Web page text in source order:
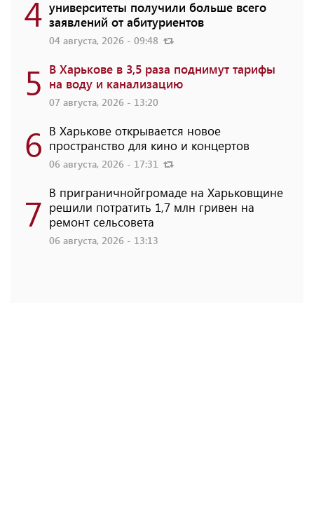
4 университеты получили больше всего
заявлений от абитуриентов
04 августа, 2026 - 09:48
5 В Харькове в 3,5 раза поднимут тарифы
на воду и канализацию
07 августа, 2026 - 13:20
6 В Харькове открывается новое
пространство для кино и концертов
06 августа, 2026 - 17:31
7 В приграничнойгромаде на Харьковщине
решили потратить 1,7 млн ​​гривен на
ремонт сельсовета
06 августа, 2026 - 13:13